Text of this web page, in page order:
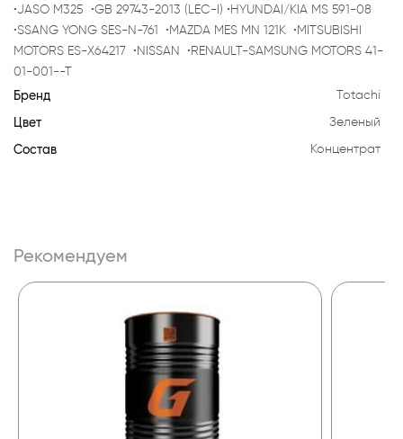
•JASO M325 •GB 29743-2013 (LEC-I) •HYUNDAI/KIA MS 591-08
•SSANG YONG SES-N-761 •MAZDA MES MN 121K •MITSUBISHI
MOTORS ES-X64217 •NISSAN •RENAULT-SAMSUNG MOTORS 41-
01-001--T
Бренд Totachi
Цвет Зеленый
Состав Концентрат
Рекомендуем